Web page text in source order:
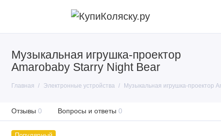
Музыкальная игрушка-проектор
Amarobaby Starry Night Bear
Главная Электронные устройства Музыкальная игрушка-проектор
Отзывы 0 Вопросы и ответы 0